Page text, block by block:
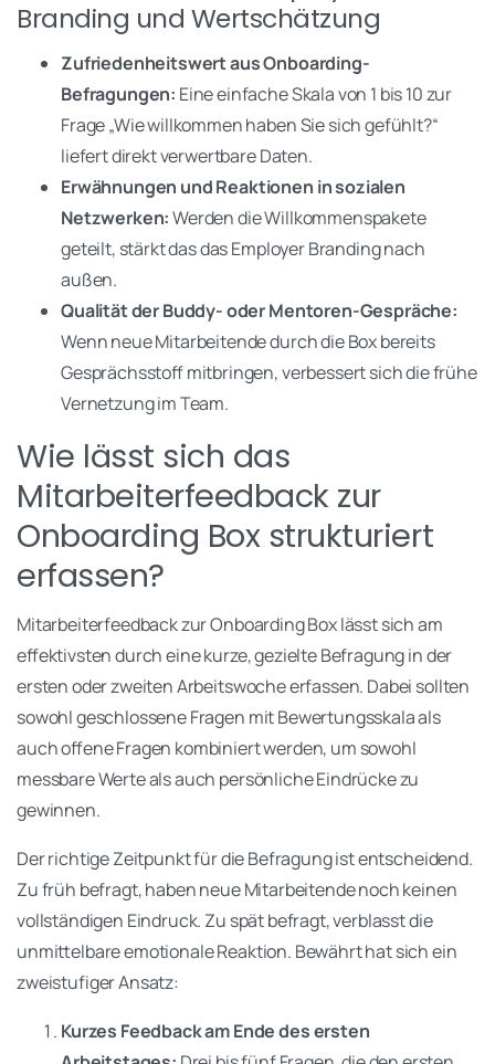
Branding und Wertschätzung
Zufriedenheitswert aus Onboarding-
Befragungen: Eine einfache Skala von 1 bis 10 zur
Frage „Wie willkommen haben Sie sich gefühlt?“
liefert direkt verwertbare Daten.
Erwähnungen und Reaktionen in sozialen
Netzwerken:Werden die Willkommenspakete
geteilt, stärkt das das Employer Branding nach
außen.
Qualität der Buddy- oder Mentoren-Gespräche:
Wenn neue Mitarbeitende durch die Box bereits
Gesprächsstoff mitbringen, verbessert sich die frühe
Vernetzung im Team.
Wie lässt sich das
Mitarbeiterfeedback zur
Onboarding Box strukturiert
erfassen?
Mitarbeiterfeedback zur Onboarding Box lässt sich am
effektivsten durch eine kurze, gezielte Befragung in der
ersten oder zweiten Arbeitswoche erfassen. Dabei sollten
sowohl geschlossene Fragen mit Bewertungsskala als
auch offene Fragen kombiniert werden, um sowohl
messbare Werte als auch persönliche Eindrücke zu
gewinnen.
Der richtige Zeitpunkt für die Befragung ist entscheidend.
Zu früh befragt, haben neue Mitarbeitende noch keinen
vollständigen Eindruck. Zu spät befragt, verblasst die
unmittelbare emotionale Reaktion. Bewährt hat sich ein
zweistufiger Ansatz:
Kurzes Feedback am Ende des ersten